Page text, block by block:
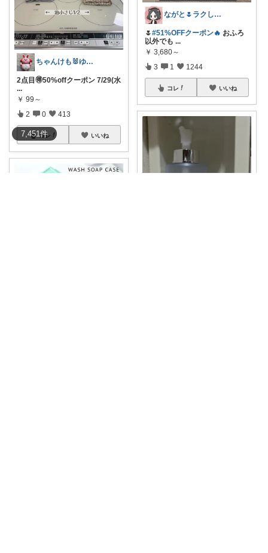
7,451件
ちゃんけも🐰ゆる暮らし🛒×2続
2点目🉐50%offクーポン 7/29(水
...
￥ 99～
2 0 413
コレ いいね
ながと🌷ラクしてときめく暮らし
🌷#51%OFFクーポン🔥 おふろ
以外でも ...
￥ 3,680～
3 1 1244
コレ いいね